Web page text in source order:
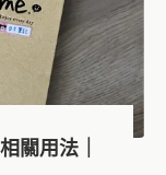
關用法｜